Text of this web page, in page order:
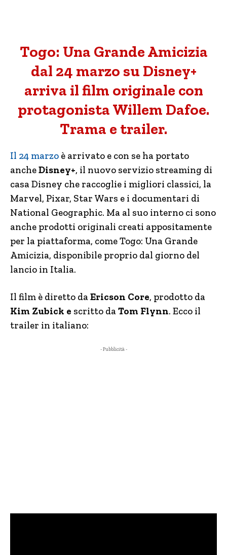
Togo: Una Grande Amicizia
dal 24 marzo su Disney+
arriva il film originale con
protagonista Willem Dafoe.
Trama e trailer.
Il 24 marzo è arrivato e con se ha portato
ancheDisney+, il nuovo servizio streaming di
casa Disney che raccoglie i migliori classici, la
Marvel, Pixar, Star Wars e i documentari di
National Geographic. Ma al suo interno ci sono
anche prodotti originali creati appositamente
per la piattaforma, come Togo: Una Grande
Amicizia, disponibile proprio dal giorno del
lancio in Italia.
Il film è diretto daEricson Core, prodotto da
Kim Zubick e scritto daTom Flynn. Ecco il
trailer in italiano:
- Pubblicità -